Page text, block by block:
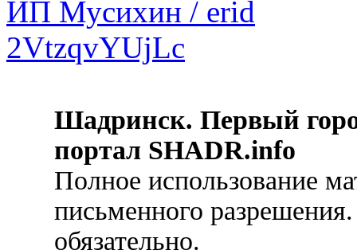
Шадринск. Первый
портал SHADR.info
Полное использование
письменного
обязательно.